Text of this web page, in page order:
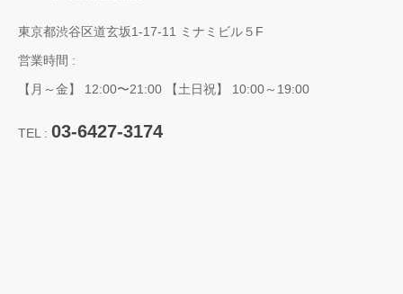
東京都渋谷区道玄坂1-17-11 ミナミビル５F
営業時間 :
【月～金】 12:00〜21:00 【土日祝】 10:00～19:00
TEL : 03-6427-3174